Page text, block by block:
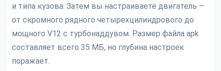
и типа кузова. Затем вы настраиваете двигатель —
от скромного рядного четырехцилиндрового до
мощного V12 с турбонаддувом. Размер файла apk
составляет всего 35 МБ, но глубина настроек
поражает.